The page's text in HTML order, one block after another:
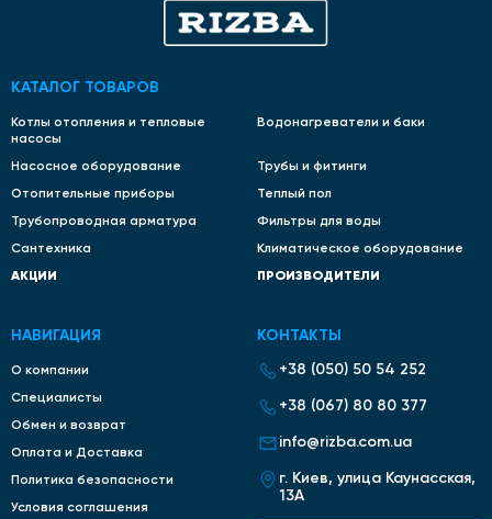
КАТАЛОГ ТОВАРОВ
Котлы отопления и тепловые
насосы
Водонагреватели и баки
Насосное оборудование
Трубы и фитинги
Отопительные приборы
Теплый пол
Трубопроводная арматура
Фильтры для воды
Сантехника
Климатическое оборудование
АКЦИИ ПРОИЗВОДИТЕЛИ
НАВИГАЦИЯ
О компании
Специалисты
Обмен и возврат
Оплата и Доставка
Политика безопасности
Условия соглашения
КОНТАКТЫ
+38 (050) 50 54 252
+38 (067) 80 80 377
info@rizba.com.ua
г. Киев, улица Каунасская,
13А